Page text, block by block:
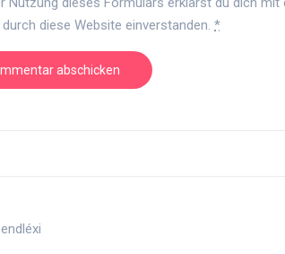
durch diese Website einverstanden. *